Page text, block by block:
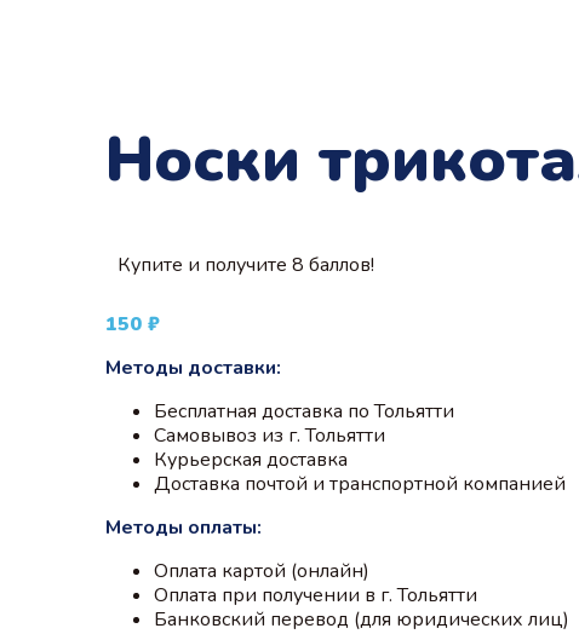
Носки
Купите и получите 8 баллов!
150 ₽
Методы доставки:
Бесплатная доставка по Тольятти
Самовывоз из г. Тольятти
Курьерская доставка
Доставка почтой и транспортной компанией
Методы оплаты:
Оплата картой (онлайн)
Оплата при получении в г. Тольятти
Банковский перевод (для юридических лиц)